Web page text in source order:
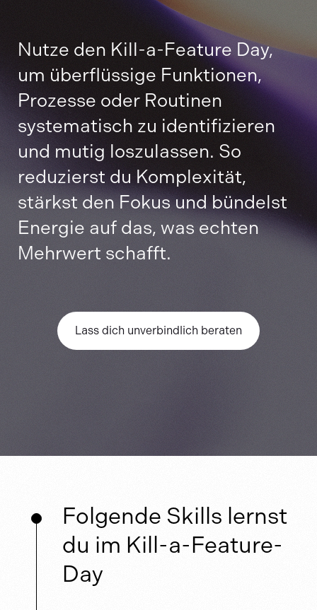
Nutze den Kill-a-Feature Day,
um überflüssige Funktionen,
Prozesse oder Routinen
systematisch zu identifizieren
und mutig loszulassen. So
reduzierst du Komplexität,
stärkst den Fokus und bündelst
Energie auf das, was echten
Mehrwert schafft.
Lass dich unverbindlich beraten
Folgende Skills lernst
du im Kill-a-Feature-
Day